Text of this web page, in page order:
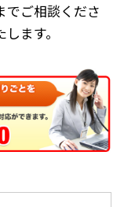
でご相談くださ
ます。